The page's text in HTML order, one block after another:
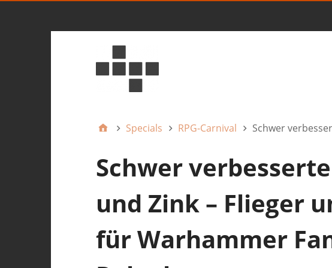
Specials RPG-Carnival Schwer
Schwer
und Zink – Flieger
für Warhammer